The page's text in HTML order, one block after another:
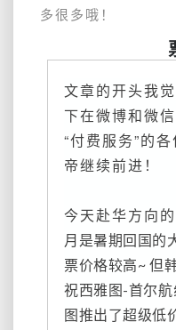
多很多哦！
文章的开头我
下在微博和微
“付费服务”的
帝继续前进！
今天赴华方向
月是暑期回国的
票价格较高~ 但
祝西雅图-首尔
图推出了超级低